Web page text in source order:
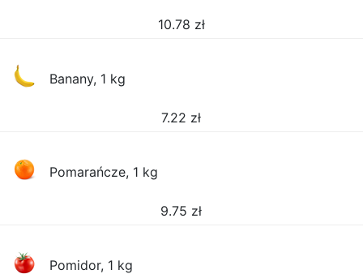
10.78 zł
Banany, 1 kg
7.22 zł
Pomarańcze, 1 kg
9.75 zł
Pomidor, 1 kg